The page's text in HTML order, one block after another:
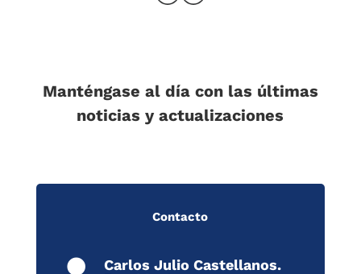
Manténgase al día con las últimas
noticias y actualizaciones
Contacto
Carlos Julio Castellanos.